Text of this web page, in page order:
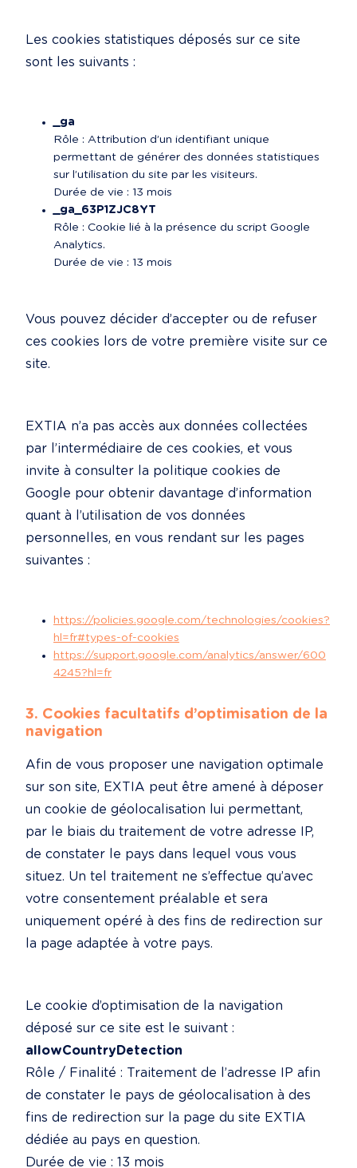
Les cookies statistiques déposés sur ce site
sont les suivants :
_ga
Rôle : Attribution d’un identifiant unique
permettant de générer des données statistiques
sur l’utilisation du site par les visiteurs.
Durée de vie : 13 mois
_ga_63P1ZJC8YT
Rôle : Cookie lié à la présence du script Google
Analytics.
Durée de vie : 13 mois
Vous pouvez décider d’accepter ou de refuser
ces cookies lors de votre première visite sur ce
site.
EXTIA n’a pas accès aux données collectées
par l’intermédiaire de ces cookies, et vous
invite à consulter la politique cookies de
Google pour obtenir davantage d’information
quant à l’utilisation de vos données
personnelles, en vous rendant sur les pages
suivantes :
https://policies.google.com/technologies/cookies?
hl=fr#types-of-cookies
https://support.google.com/analytics/answer/600
4245?hl=fr
3. Cookies facultatifs d’optimisation de la
navigation
Afin de vous proposer une navigation optimale
sur son site, EXTIA peut être amené à déposer
un cookie de géolocalisation lui permettant,
par le biais du traitement de votre adresse IP,
de constater le pays dans lequel vous vous
situez. Un tel traitement ne s’effectue qu’avec
votre consentement préalable et sera
uniquement opéré à des fins de redirection sur
la page adaptée à votre pays.
Le cookie d’optimisation de la navigation
allowCountryDetection
Rôle / Finalité : Traitement de l’adresse IP afin
de constater le pays de géolocalisation à des
fins de redirection sur la page du site EXTIA
dédiée au pays en question.
Durée de vie : 13 mois